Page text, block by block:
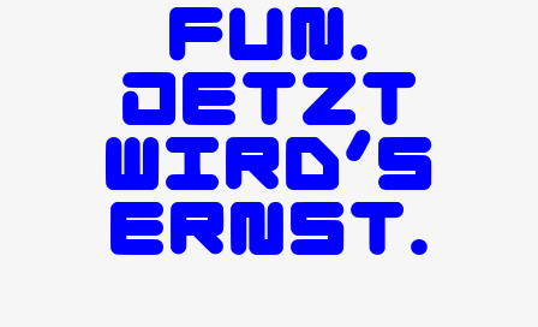
FUN.
JETZT
WIRD’S
ERNST.